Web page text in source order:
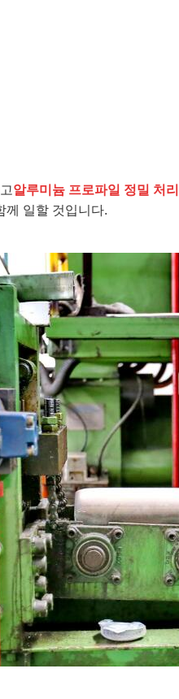
알루미늄 프로파일 정밀 처리
께 일할 것입니다.